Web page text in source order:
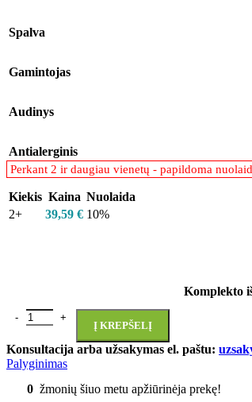
Spalva
Gamintojas
Audinys
Antialerginis
Kiekis Kaina Nuolaida
2+
39,59 € 10%
Komplekto
Į KREPŠELĮ
Konsultacija arba užsakymas el. paštu:
Palyginimas
0 žmonių šiuo metu apžiūrinėja prekę!